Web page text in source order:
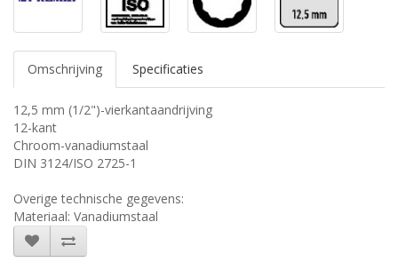
Omschrijving Specificaties
12,5 mm (1/2")-vierkantaandrijving
12-kant
Chroom-vanadiumstaal
DIN 3124/ISO 2725-1
Overige technische gegevens:
Materiaal: Vanadiumstaal